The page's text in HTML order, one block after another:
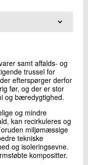
og
samt affalds- og
trussel for
efterspørger derfor
før, og der er stor
og bæredygtighed.
og mindre
kan recirkuleres og
miljømæssige
tekniske
og isoleringsevne.
kompositter.